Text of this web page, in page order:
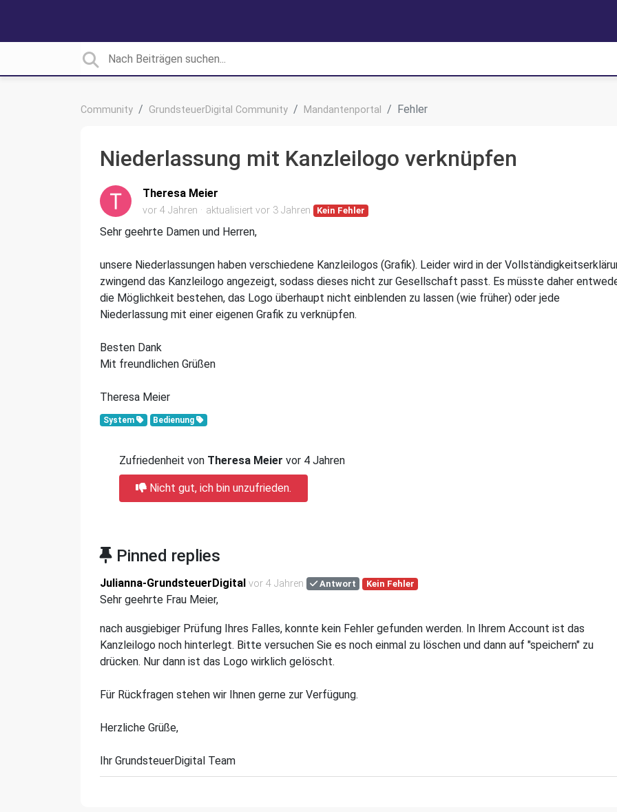
Community GrundsteuerDigital Community Mandantenportal Fehler
Niederlassung mit Kanzleilogo verknüpfen
Theresa Meier
vor 4 Jahren aktualisiert vor 3 Jahren Kein Fehler
Sehr geehrte Damen und Herren,
unsere Niederlassungen haben verschiedene Kanzleilogos (Grafik). Leider wird in der
zwingend das Kanzleilogo angezeigt, sodass dieses nicht zur Gesellschaft passt. Es müsste daher
die Möglichkeit bestehen, das Logo überhaupt nicht einblenden zu lassen (wie früher) oder jede
Niederlassung mit einer eigenen Grafik zu verknüpfen.
Besten Dank
Mit freundlichen Grüßen
Theresa Meier
System Bedienung
Zufriedenheit von Theresa Meier vor 4 Jahren
Nicht gut, ich bin unzufrieden.
Pinned replies
Julianna-GrundsteuerDigital vor 4 Jahren Antwort Kein Fehler
Sehr geehrte Frau Meier,
nach ausgiebiger Prüfung Ihres Falles, konnte kein Fehler gefunden werden. In Ihrem Account ist das
Kanzleilogo noch hinterlegt. Bitte versuchen Sie es noch einmal zu löschen und dann auf "speichern" zu
drücken. Nur dann ist das Logo wirklich gelöscht.
Für Rückfragen stehen wir Ihnen gerne zur Verfügung.
Herzliche Grüße,
Ihr GrundsteuerDigital Team